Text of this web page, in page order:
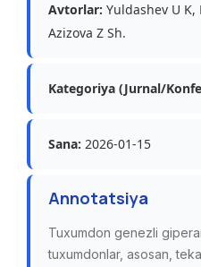
Avtorlar: Yuldashev U K,
Azizova Z Sh.
Kategoriya (Jurnal/
Sana: 2026-01-15
Annotatsiya
Tuxumdon genezli
tuxumdonlar, asosan, teka